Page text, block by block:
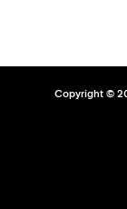
Copyright ©